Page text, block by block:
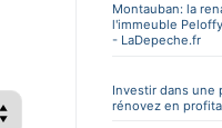
Montauban: la
l'immeuble
- LaDepeche.fr
Investir dans une
rénovez en